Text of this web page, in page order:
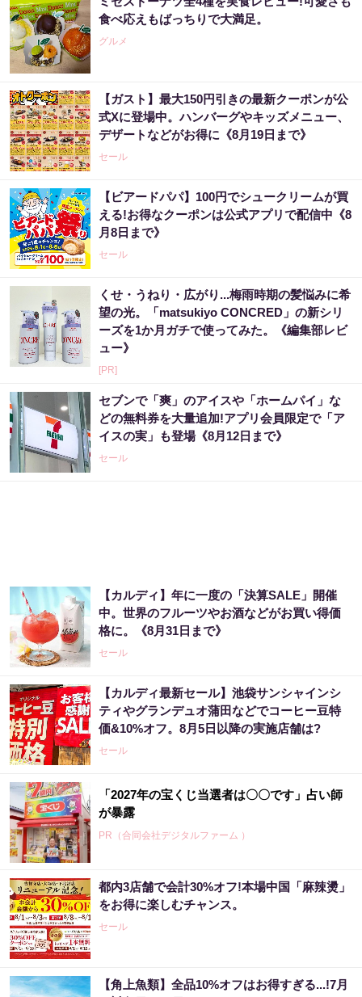
食べ応えもばっちりで大満足。
グルメ
【ガスト】最大150円引きの最新クーポンが公
式Xに登場中。ハンバーグやキッズメニュー、
デザートなどがお得に《8月19日まで》
セール
【ビアードパパ】100円でシュークリームが買
える!お得なクーポンは公式アプリで配信中《8
月8日まで》
セール
くせ・うねり・広がり...梅雨時期の髪悩みに希
望の光。「matsukiyo CONCRED」の新シリ
ーズを1か月ガチで使ってみた。《編集部レビ
ュー》
[PR]
セブンで「爽」のアイスや「ホームパイ」な
どの無料券を大量追加!アプリ会員限定で「ア
イスの実」も登場《8月12日まで》
セール
【カルディ】年に一度の「決算SALE」開催
中。世界のフルーツやお酒などがお買い得価
格に。《8月31日まで》
セール
【カルディ最新セール】池袋サンシャインシ
ティやグランデュオ蒲田などでコーヒー豆特
価&10%オフ。8月5日以降の実施店舗は?
セール
「2027年の宝くじ当選者は〇〇です」占い師
が暴露
PR（合同会社デジタルファーム ）
【宝くじの裏技】当たる側に回るか、このま
まか
PR（合同会社デジタルファーム ）
楽天週間ランキング1位！シリーズ累計3億包
都内3店舗で会計30%オフ!本場中国「麻辣燙」
をお得に楽しむチャンス。
セール
【角上魚類】全品10%オフはお得すぎる...!7月